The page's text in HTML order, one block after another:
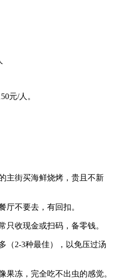
元/人。
主街买海鲜烧烤，贵且不新
厅不要去，有回扣。
只收现金或扫码，备零钱。
（2-3种最佳），以免压过汤
果冻，完全吃不出虫的感觉。